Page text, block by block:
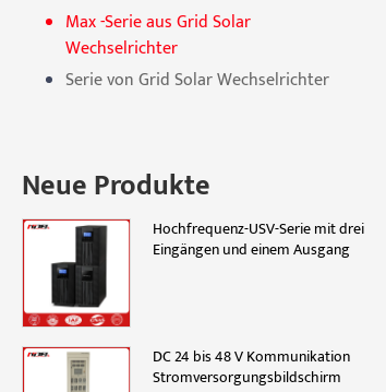
Max -Serie aus Grid Solar
Wechselrichter
Serie von Grid Solar Wechselrichter
Neue Produkte
Hochfrequenz-USV-Serie mit drei
Eingängen und einem Ausgang
DC 24 bis 48 V Kommunikation
Stromversorgungsbildschirm